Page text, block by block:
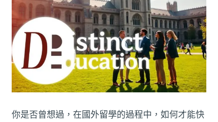
你是否曾想過，在國外留學的過程中，如何才能快